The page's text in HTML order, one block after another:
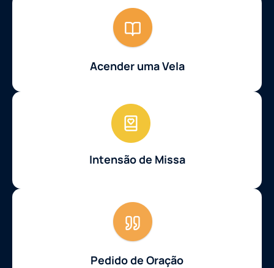
Acender uma Vela
Intensão de Missa
Pedido de Oração